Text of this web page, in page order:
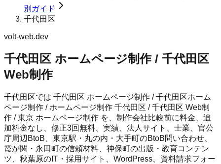
別ガイド
千代田区
volt-web.dev
千代田区 ホームページ制作 / 千代田区
Web制作
千代田区では 千代田区 ホームページ制作 / 千代田区ホーム
ページ制作 / ホームページ制作 千代田区 / 千代田区 Web制
作 / 東京 ホームページ制作 を、制作会社比較前に料金、追
加料金なし、修正3回無料、実績、法人サイト、士業、官公
庁周辺BtoB、東京駅・丸の内・大手町のBtoB問い合わせ、
霞が関・永田町の信頼材料、神保町の出版・教育コンテン
ツ、秋葉原のIT・採用サイト、WordPress、資料請求フォー